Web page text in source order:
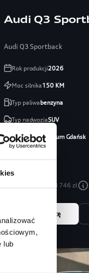
lub
Audi Q3
Audi Q3 Sportback
Rok produkcji2026
Moc silnika150KM
Typ paliwabenzyna
Typ nadwoziaSUV
SalonAudi Centrum Gdańsk
254 460 zł
213 746 zł
213 746 zł
Zapytaj o ofertę